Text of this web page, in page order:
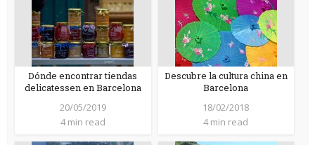
Dónde encontrar tiendas
delicatessen en Barcelona
20/05/2019
4 min read
Descubre la cultura china en
Barcelona
18/02/2018
4 min read